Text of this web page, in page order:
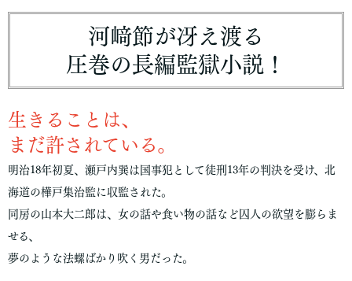
河﨑節が冴え渡る
圧巻の長編監獄小説！
生きることは、
まだ許されている。
明治18年初夏、瀬戸内巽は国事犯として徒刑13年の判決を受け、北
海道の樺戸集治監に収監された。
同房の山本大二郎は、女の話や食い物の話など囚人の欲望を膨らま
せる、
夢のような法螺ばかり吹く男だった。